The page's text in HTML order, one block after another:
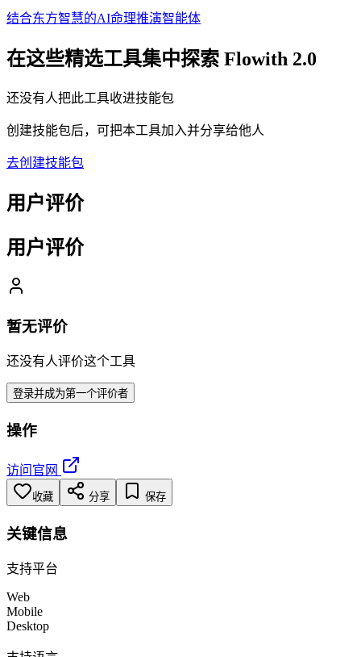
结合东方智慧的AI命理推演智能体
在这些精选工具集中探索 Flowith 2.0
还没有人把此工具收进技能包
创建技能包后，可把本工具加入并分享给他人
去创建技能包
用户评价
用户评价
暂无评价
还没有人评价这个工具
登录并成为第一个评价者
操作
访问官网
收藏 分享 保存
关键信息
支持平台
Web
Mobile
Desktop